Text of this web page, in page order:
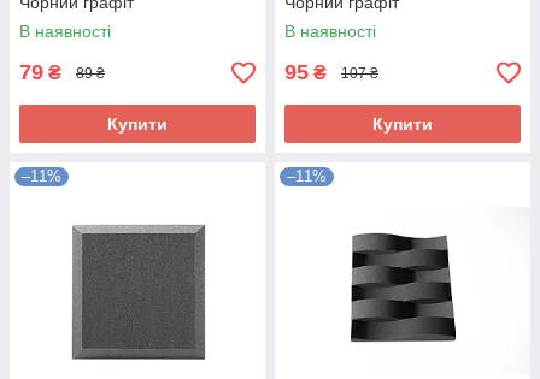
В наявності
79 ₴ 89 ₴
Купити
В наявності
95 ₴ 107 ₴
Купити
–11% –11%